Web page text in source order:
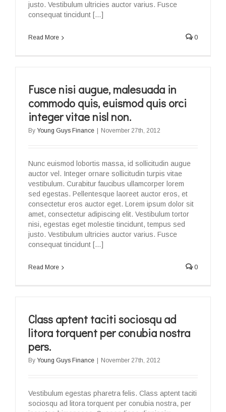
justo. Vestibulum ultricies auctor varius. Fusce
consequat tincidunt […]
Read More 0
Fusce nisi augue, malesuada in
commodo quis, euismod quis orci
integer vitae nisl non.
By Young Guys Finance November 27th, 2012
Nunc euismod lobortis massa, id sollicitudin augue
auctor vel. Integer ornare sollicitudin turpis vitae
vestibulum. Curabitur faucibus ullamcorper lorem
sed egestas. Pellentesque laoreet auctor eros, et
consectetur eros auctor eget. Lorem ipsum dolor sit
amet, consectetur adipiscing elit. Vestibulum tortor
nisi, egestas eget molestie tincidunt, tempus sed
justo. Vestibulum ultricies auctor varius. Fusce
consequat tincidunt […]
Read More 0
Class aptent taciti sociosqu ad
litora torquent per conubia nostra
pers.
By Young Guys Finance November 27th, 2012
Vestibulum egestas pharetra felis. Class aptent taciti
sociosqu ad litora torquent per conubia nostra, per